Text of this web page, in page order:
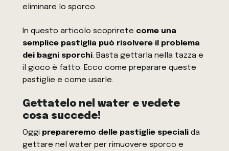
eliminare lo sporco.
In questo articolo scoprirete come una
semplice pastiglia può risolvere il problema
dei bagni sporchi. Basta gettarla nella tazza e
il gioco è fatto. Ecco come preparare queste
pastiglie e come usarle.
Gettatelo nel water e vedete
cosa succede!
Oggi prepareremo delle pastiglie speciali da
gettare nel water per rimuovere sporco e